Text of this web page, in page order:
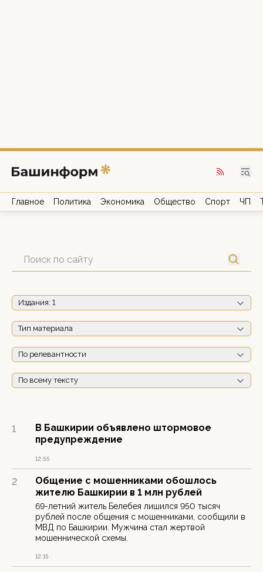
Главное Политика Экономика Общество Спорт ЧП
Издания: 1
Тип материала
По релевантности
По всему тексту
1
В Башкирии объявлено штормовое
предупреждение
12:55
2
Общение с мошенниками обошлось
жителю Башкирии в 1 млн рублей
69-летний житель Белебея лишился 950 тысяч
рублей после общения с мошенниками, сообщили в
МВД по Башкирии. Мужчина стал жертвой
мошеннической схемы.
12:15